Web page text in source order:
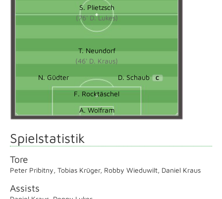
S. Plietzsch
(76' D. Lukes)
T. Neundorf
(46' D. Kraus)
N. Güdter
D. Schaub C
F. Rocktäschel
A. Wolfram
Spielstatistik
Tore
Peter Pribitny, Tobias Krüger, Robby Wieduwilt, Daniel Kraus
Assists